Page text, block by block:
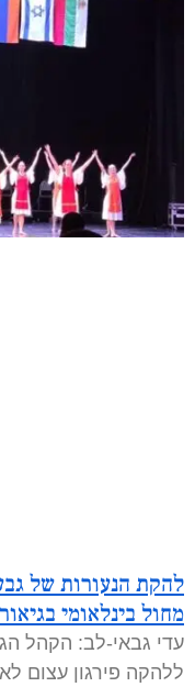
להקת הנעורות של
מחול בינלאומי
עדי גבאי-לב: הקהל
ללהקה פירגון עצום